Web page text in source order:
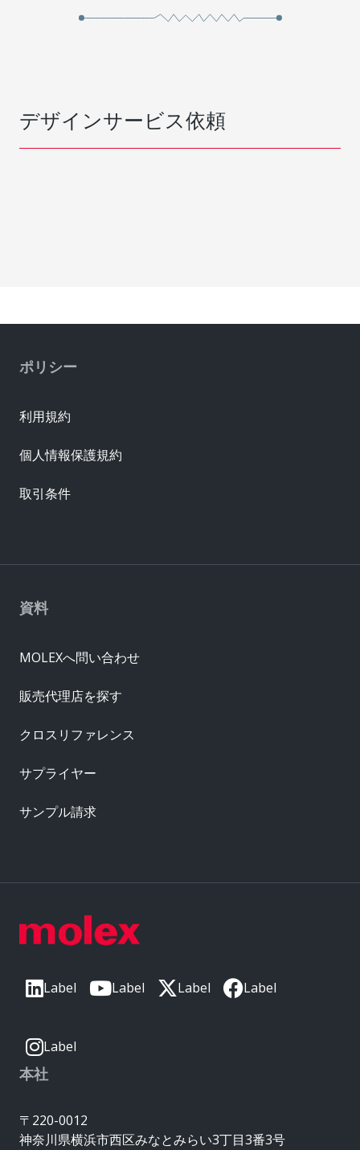
デザインサービス依頼
Label Label Label Label
Label
本社
〒220-0012
神奈川県横浜市西区みなとみらい3丁目3番3号
資料
MOLEXへ問い合わせ
販売代理店を探す
クロスリファレンス
サプライヤー
サンプル請求
ポリシー
利用規約
個人情報保護規約
取引条件